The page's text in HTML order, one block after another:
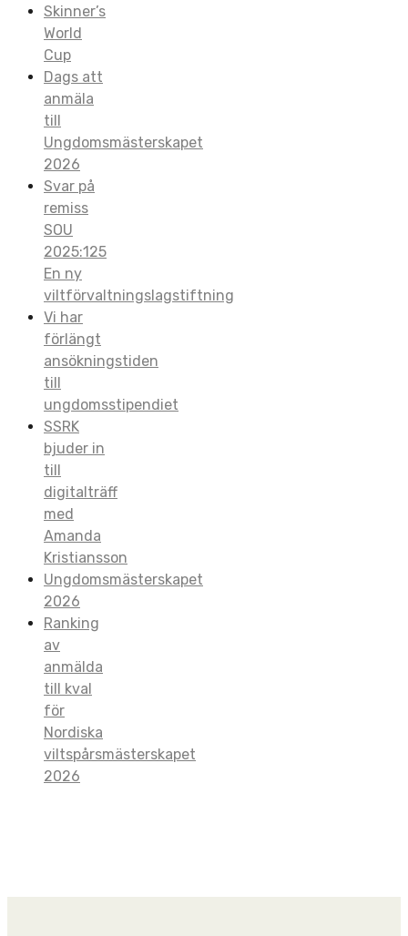
Skinner’s
World
Cup
Dags att
anmäla
till
Ungdomsmästerskapet
2026
Svar på
remiss
SOU
2025:125
En ny
viltförvaltningslagstiftning
Vi har
förlängt
ansökningstiden
till
ungdomsstipendiet
SSRK
bjuder in
till
digitalträff
med
Amanda
Kristiansson
Ungdomsmästerskapet
2026
Ranking
av
anmälda
till kval
för
Nordiska
viltspårsmästerskapet
2026